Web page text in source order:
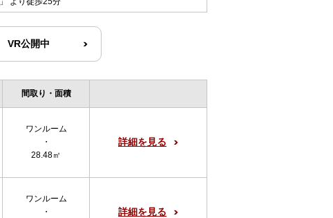
VR公開中
間取り・面積
ワンルーム
・
28.48㎡
詳細を見る
ワンルーム
・
詳細を見る